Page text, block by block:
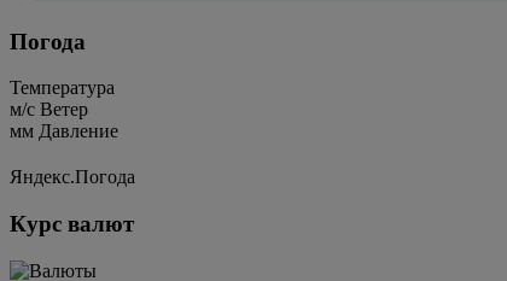
Погода
Температура
м/c Ветер
мм Давление
Яндекс.Погода
Курс валют